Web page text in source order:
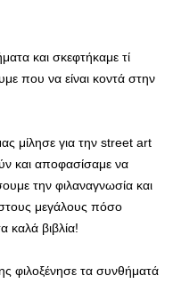
και σκεφτήκαμε τί
που να είναι κοντά στην
μίλησε για την street art
και αποφασίσαμε να
την φιλαναγνωσία και
μεγάλους πόσο
καλά βιβλία!
φιλοξένησε τα συνθήματά